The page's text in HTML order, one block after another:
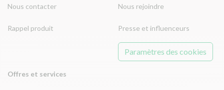
Nous contacter
Rappel produit
Offres et services
Nous rejoindre
Presse et influenceurs
Paramètres des cookies